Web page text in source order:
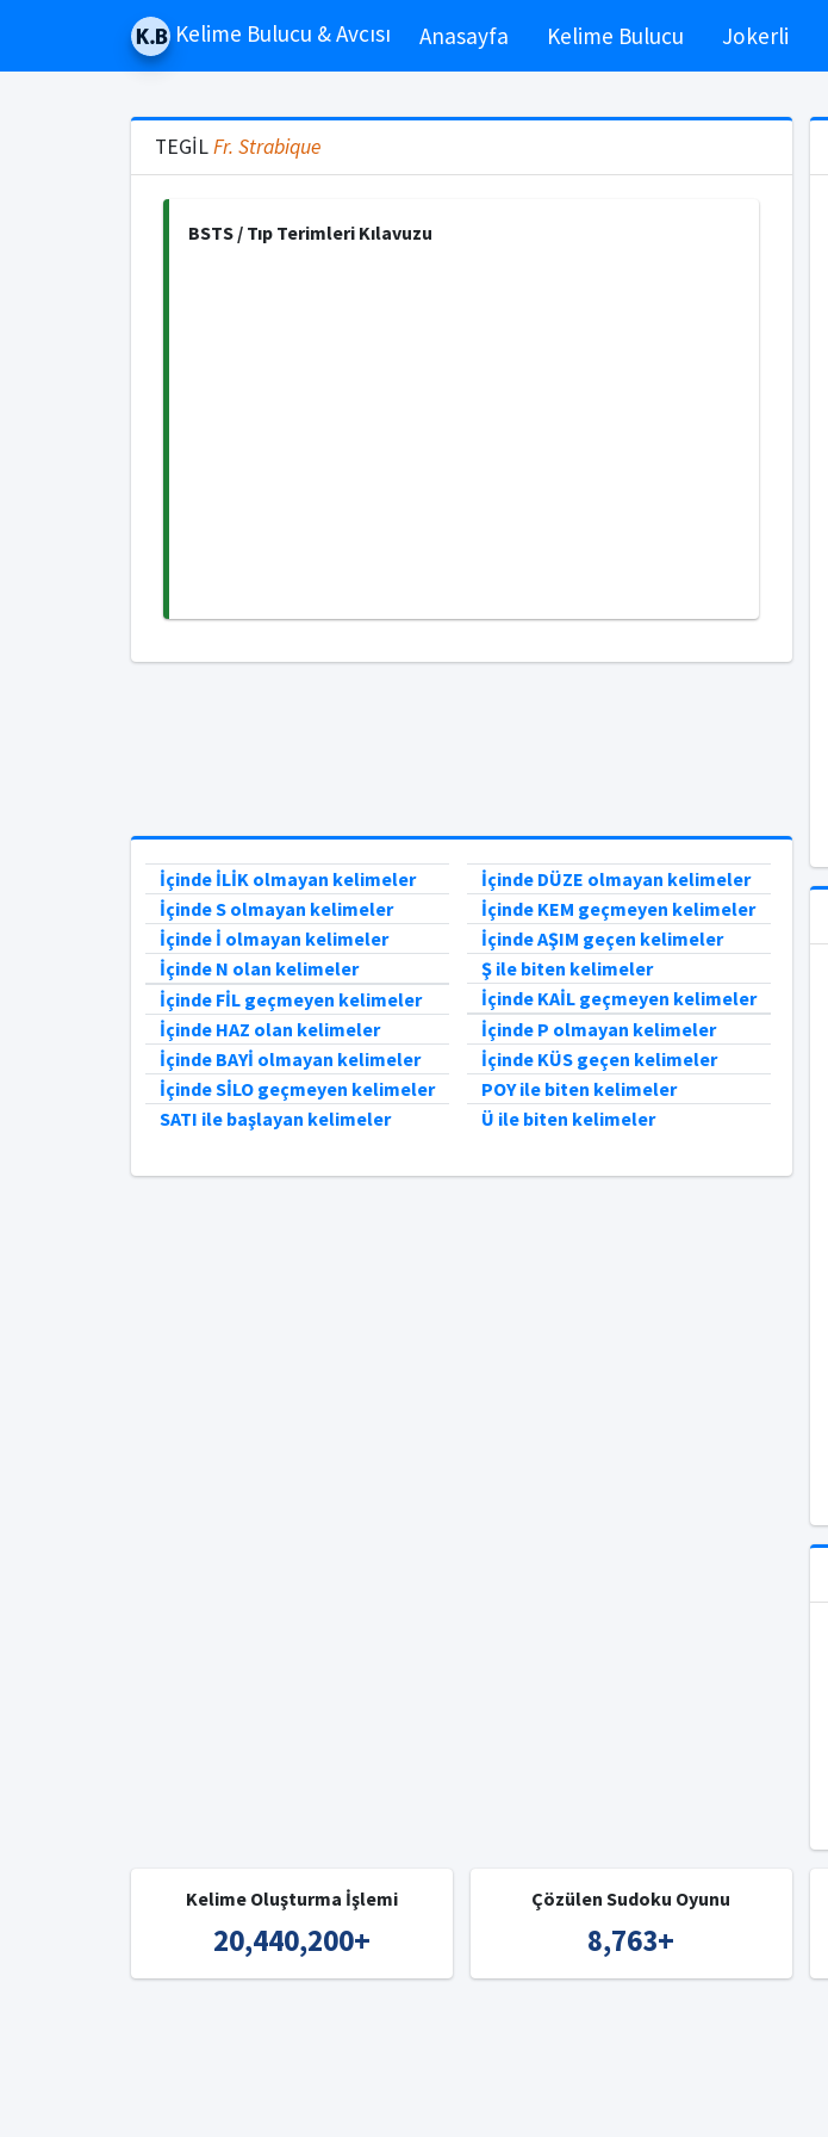
Kelime Bulucu & Avcısı Anasayfa Kelime Bulucu Jokerli
TEGİLFr. Strabique
BSTS / Tıp Terimleri Kılavuzu
İçinde İLİK olmayan kelimeler
İçinde S olmayan kelimeler
İçinde İ olmayan kelimeler
İçinde N olan kelimeler
İçinde FİL geçmeyen kelimeler
İçinde HAZ olan kelimeler
İçinde BAYİ olmayan kelimeler
İçinde SİLO geçmeyen kelimeler
SATI ile başlayan kelimeler
İçinde DÜZE olmayan kelimeler
İçinde KEM geçmeyen kelimeler
İçinde AŞIM geçen kelimeler
Ş ile biten kelimeler
İçinde KAİL geçmeyen kelimeler
İçinde P olmayan kelimeler
İçinde KÜS geçen kelimeler
POY ile biten kelimeler
Ü ile biten kelimeler
Kelime Oluşturma İşlemi
20,440,200+
Çözülen Sudoku Oyunu
8,763+